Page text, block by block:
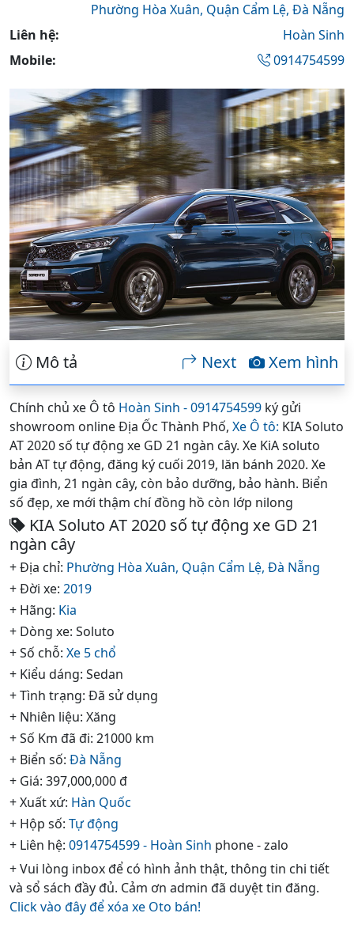
Phường Hòa Xuân, Quận Cẩm Lệ, Đà Nẵng
Liên hệ:
Hoàn Sinh
Mobile:
0914754599
Mô tả Xem hình
Next
Chính chủ xe Ô tô Hoàn Sinh - 0914754599 ký gửi
showroom online Địa Ốc Thành Phố, Xe Ô tô: KIA Soluto
AT 2020 số tự động xe GD 21 ngàn cây. Xe KiA soluto
bản AT tự động, đăng ký cuối 2019, lăn bánh 2020. Xe
gia đình, 21 ngàn cây, còn bảo dưỡng, bảo hành. Biển
số đẹp, xe mới thậm chí đồng hồ còn lớp nilong
KIA Soluto AT 2020 số tự động xe GD 21
ngàn cây
+ Địa chỉ: Phường Hòa Xuân, Quận Cẩm Lệ, Đà Nẵng
+ Đời xe: 2019
+ Hãng: Kia
+ Dòng xe: Soluto
+ Số chỗ: Xe 5 chổ
+ Kiểu dáng: Sedan
+ Tình trạng: Đã sử dụng
+ Nhiên liệu: Xăng
+ Số Km đã đi: 21000 km
+ Biển số: Đà Nẵng
+ Giá: 397,000,000 đ
+ Xuất xứ: Hàn Quốc
+ Hộp số: Tự động
+ Liên hệ: 0914754599 - Hoàn Sinh phone - zalo
+ Vui lòng inbox để có hình ảnh thật, thông tin chi tiết
và sổ sách đầy đủ. Cảm ơn admin đã duyệt tin đăng.
Click vào đây để xóa xe Oto bán!